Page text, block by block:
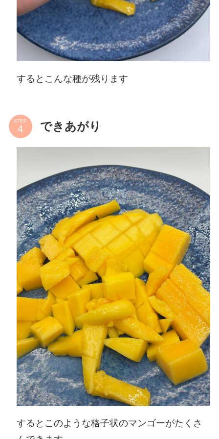
するとこんな種が残ります
STEP できあがり
するとこのような格子状のマンゴーがたくさ